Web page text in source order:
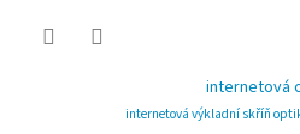
internetová
internetová výkladní skříň